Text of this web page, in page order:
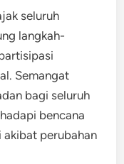
seluruh
langkah-
Semangat
bagi seluruh
bencana
akibat perubahan